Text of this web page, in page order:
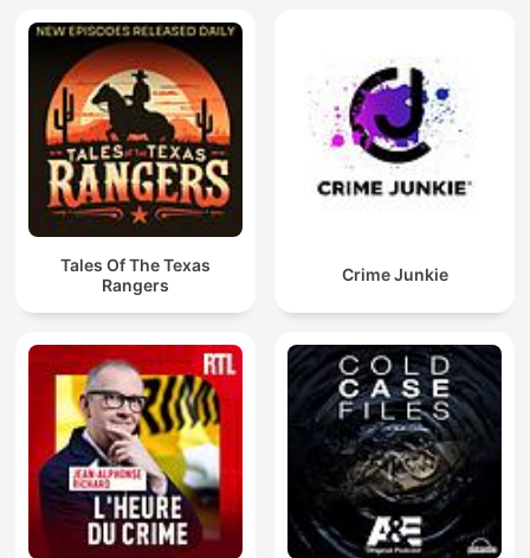
Tales Of The Texas
Rangers
Crime Junkie